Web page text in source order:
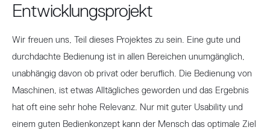
Entwicklungsprojekt
Wir freuen uns, Teil dieses Projektes zu sein. Eine gute und
durchdachte Bedienung ist in allen Bereichen unumgänglich,
unabhängig davon ob privat oder beruflich. Die Bedienung von
Maschinen, ist etwas Alltägliches geworden und das Ergebnis
hat oft eine sehr hohe Relevanz. Nur mit guter Usability und
einem guten Bedienkonzept kann der Mensch das optimale Ziel